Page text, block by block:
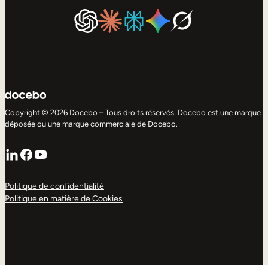
Copyright © 2026 Docebo – Tous droits réservés. Docebo est une marque
déposée ou une marque commerciale de Docebo.
LinkedIn
Facebook
YouTube
Politique de confidentialité
Politique en matière de Cookies